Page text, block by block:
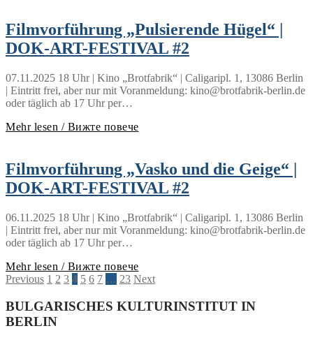
Filmvorführung „Pulsierende Hügel“ |
DOK-ART-FESTIVAL #2
07.11.2025 18 Uhr | Kino „Brotfabrik“ | Caligaripl. 1, 13086 Berlin
| Eintritt frei, aber nur mit Voranmeldung: kino@brotfabrik-berlin.de
oder täglich ab 17 Uhr per…
Mehr lesen / Вижте повече
Filmvorführung „Vasko und die Geige“ |
DOK-ART-FESTIVAL #2
06.11.2025 18 Uhr | Kino „Brotfabrik“ | Caligaripl. 1, 13086 Berlin
| Eintritt frei, aber nur mit Voranmeldung: kino@brotfabrik-berlin.de
oder täglich ab 17 Uhr per…
Mehr lesen / Вижте повече
Seitennummerierung
der
Beiträge
Previous 1 2 3 4 5 6 7 … 23 Next
BULGARISCHES KULTURINSTITUT IN
BERLIN